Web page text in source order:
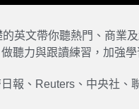
英文帶你聽熱門、商業
聽力與跟讀練習，加強學
報、Reuters、中央社、